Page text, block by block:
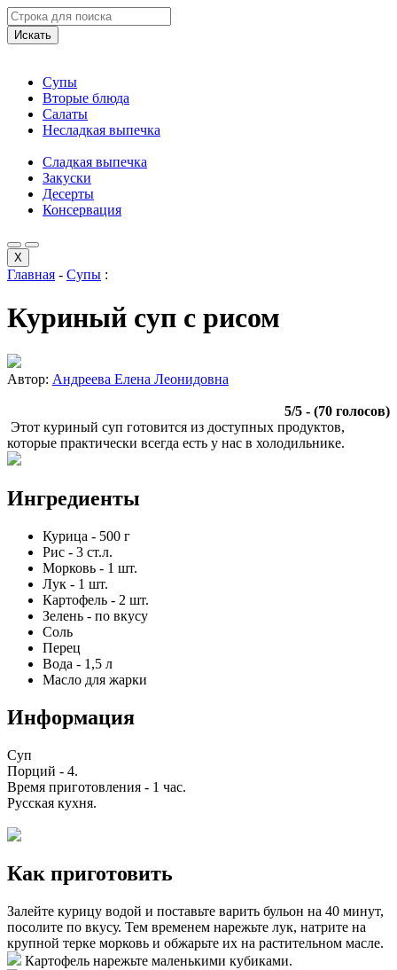
Искать
Супы
Вторые блюда
Салаты
Несладкая выпечка
Сладкая выпечка
Закуски
Десерты
Консервация
X
Главная - Супы :
Куриный суп с рисом
Автор: Андреева Елена Леонидовна
5/5 - (70 голосов)
Этот куриный суп готовится из доступных продуктов,
которые практически всегда есть у нас в холодильнике.
Ингредиенты
Курица - 500 г
Рис - 3 ст.л.
Морковь - 1 шт.
Лук - 1 шт.
Картофель - 2 шт.
Зелень - по вкусу
Соль
Перец
Вода - 1,5 л
Масло для жарки
Информация
Суп
Порций - 4.
Время приготовления - 1 час.
Русская кухня.
Как приготовить
Залейте курицу водой и поставьте варить бульон на 40 минут,
посолите по вкусу. Тем временем нарежьте лук, натрите на
крупной терке морковь и обжарьте их на растительном масле.
Картофель нарежьте маленькими кубиками.